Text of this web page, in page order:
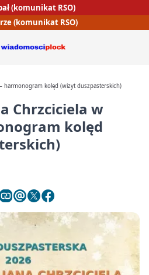
(komunikat RSO)
(komunikat RSO)
harmonogram kolęd (wizyt duszpasterskich)
Chrzciciela w
kolęd